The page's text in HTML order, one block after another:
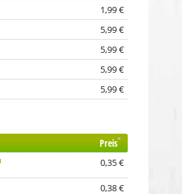
1,99 €
5,99 €
5,99 €
5,99 €
5,99 €
Preis*
0,35 €
0,38 €